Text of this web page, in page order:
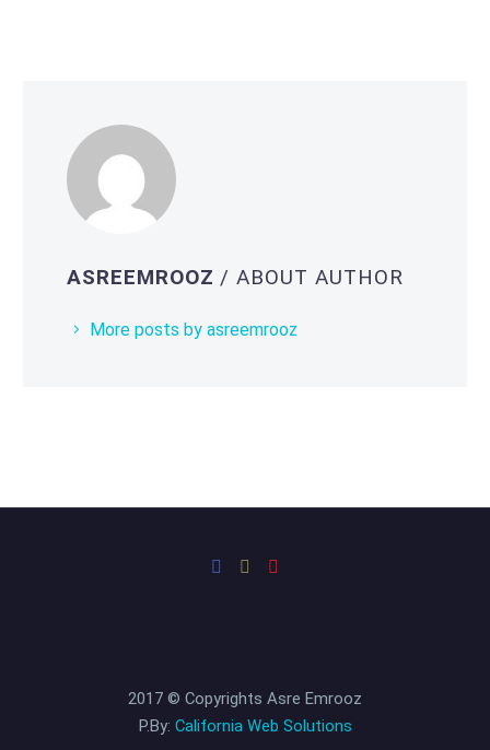
ASREEMROOZ / ABOUT AUTHOR
More posts by asreemrooz
2017 © Copyrights Asre Emrooz
P.By: California Web Solutions